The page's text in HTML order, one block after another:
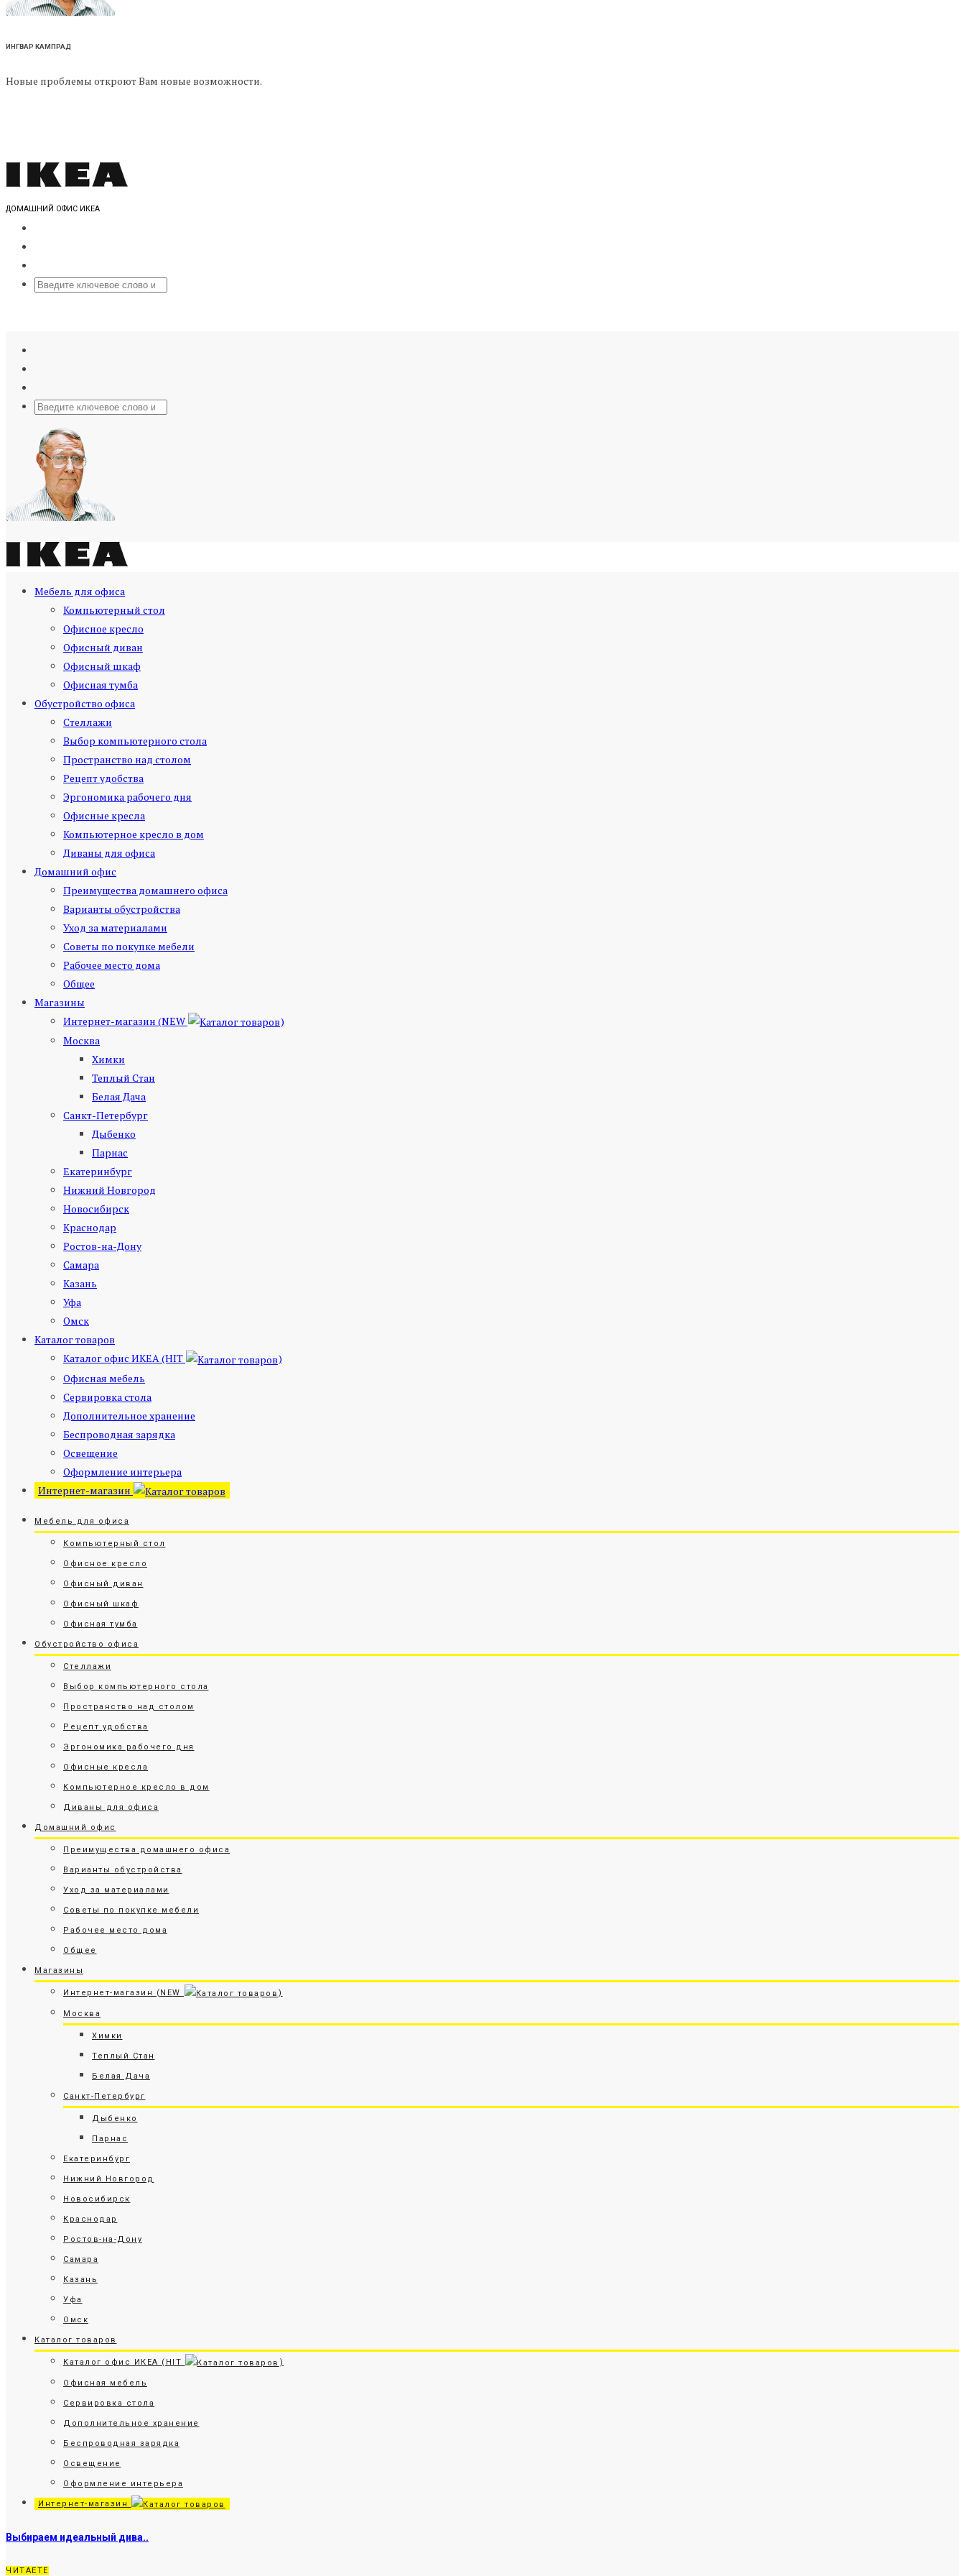
ИНГВАР КАМПРАД
Новые проблемы откроют Вам новые возможности.
ДОМАШНИЙ ОФИС ИКЕА
Мебель для офиса
Компьютерный стол
Офисное кресло
Офисный диван
Офисный шкаф
Офисная тумба
Обустройство офиса
Стеллажи
Выбор компьютерного стола
Пространство над столом
Рецепт удобства
Эргономика рабочего дня
Офисные кресла
Компьютерное кресло в дом
Диваны для офиса
Домашний офис
Преимущества домашнего офиса
Варианты обустройства
Уход за материалами
Советы по покупке мебели
Рабочее место дома
Общее
Магазины
Интернет-магазин (NEW
)
Москва
Химки
Теплый Стан
Белая Дача
Санкт-Петербург
Дыбенко
Парнас
Екатеринбург
Нижний Новгород
Новосибирск
Краснодар
Ростов-на-Дону
Самара
Казань
Уфа
Омск
Каталог товаров
Каталог офис ИКЕА (HIT
)
Офисная мебель
Сервировка стола
Дополнительное хранение
Беспроводная зарядка
Освещение
Оформление интерьера
Интернет-магазин
Мебель для офиса
Компьютерный стол
Офисное кресло
Офисный диван
Офисный шкаф
Офисная тумба
Обустройство офиса
Стеллажи
Выбор компьютерного стола
Пространство над столом
Рецепт удобства
Эргономика рабочего дня
Офисные кресла
Компьютерное кресло в дом
Диваны для офиса
Домашний офис
Преимущества домашнего офиса
Варианты обустройства
Уход за материалами
Советы по покупке мебели
Рабочее место дома
Общее
Магазины
Интернет-магазин (NEW )
Москва
Химки
Теплый Стан
Белая Дача
Санкт-Петербург
Дыбенко
Парнас
Екатеринбург
Нижний Новгород
Новосибирск
Краснодар
Ростов-на-Дону
Самара
Казань
Уфа
Омск
Каталог товаров
Каталог офис ИКЕА (HIT )
Офисная мебель
Сервировка стола
Дополнительное хранение
Беспроводная зарядка
Освещение
Оформление интерьера
Интернет-магазин
Выбираем идеальный дива..
ЧИТАЕТЕ